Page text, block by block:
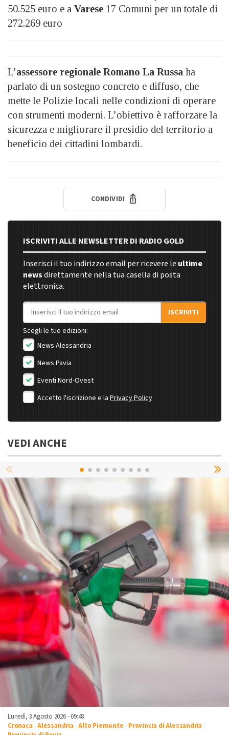
50.525 euro e a Varese 17 Comuni per un totale di
272.269 euro
L’assessore regionale Romano La Russa ha
parlato di un sostegno concreto e diffuso, che
mette le Polizie locali nelle condizioni di operare
con strumenti moderni. L’obiettivo è rafforzare la
sicurezza e migliorare il presidio del territorio a
beneficio dei cittadini lombardi.
CONDIVIDI
ISCRIVITI ALLE NEWSLETTER DI RADIO GOLD
Inserisci il tuo indirizzo email per ricevere le ultime
newsdirettamente nella tua casella di posta
elettronica.
Indirizzo email
ISCRIVITI
Scegli le tue edizioni:
News Alessandria
News Pavia
Eventi Nord-Ovest
Accetto l'iscrizione e la Privacy Policy
VEDI ANCHE
Lunedì, 3 Agosto 2026 - 09:48
Cronaca-Alessandria -Alto Piemonte- Provincia di Alessandria -